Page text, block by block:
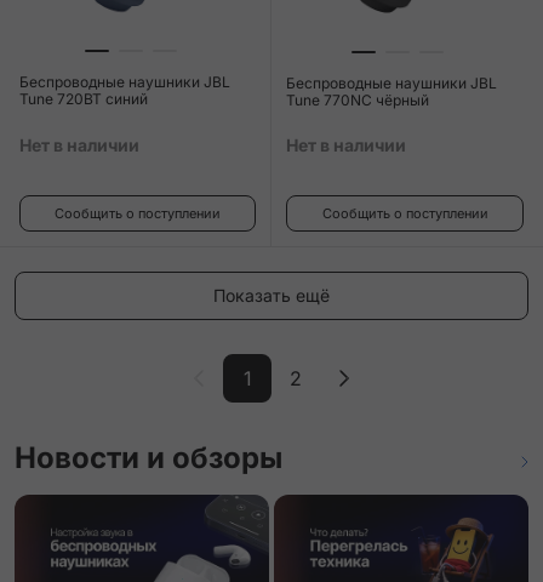
Беспроводные наушники JBL
Tune 720BT синий
Нет в наличии
Сообщить о поступлении
Беспроводные наушники JBL
Tune 770NC чёрный
Нет в наличии
Сообщить о поступлении
Показать ещё
1 2
Новости и обзоры